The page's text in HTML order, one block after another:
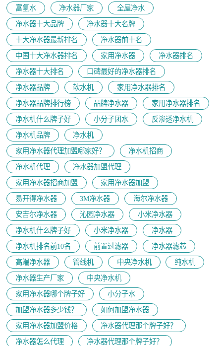
富氢水
净水器厂家
全屋净水
净水器十大品牌
净水器十大名牌
十大净水器最新排名
净水器前十名
中国十大净水器排名
家用净水器
净水器排名
净水器十大排名
口碑最好的净水器排名
净水器品牌
软水机
家用净水器排名
净水器品牌排行榜
品牌净水器
家用净水器排名
净水机什么牌子好
小分子团水
反渗透净水机
净水机品牌
净水机
家用净水器代理加盟哪家好？
净水机招商
净水机代理
净水器加盟代理
家用净水器招商加盟
家用净水器加盟
易开得净水器
3M净水器
海尔净水器
安吉尔净水器
沁园净水器
小米净水器
净水机什么牌子好
小米净水器
净水器
净水机排名前10名
前置过滤器
净水器滤芯
高端净水器
管线机 中央净水机
纯水机
净水器生产厂家
中央净水机
家用净水器哪个牌子好
小分子水
加盟净水器多少钱？
如何加盟净水器
家用净水器加盟价格
净水器代理那个牌子好？
净水器怎么代理
净水器代理那个牌子好？